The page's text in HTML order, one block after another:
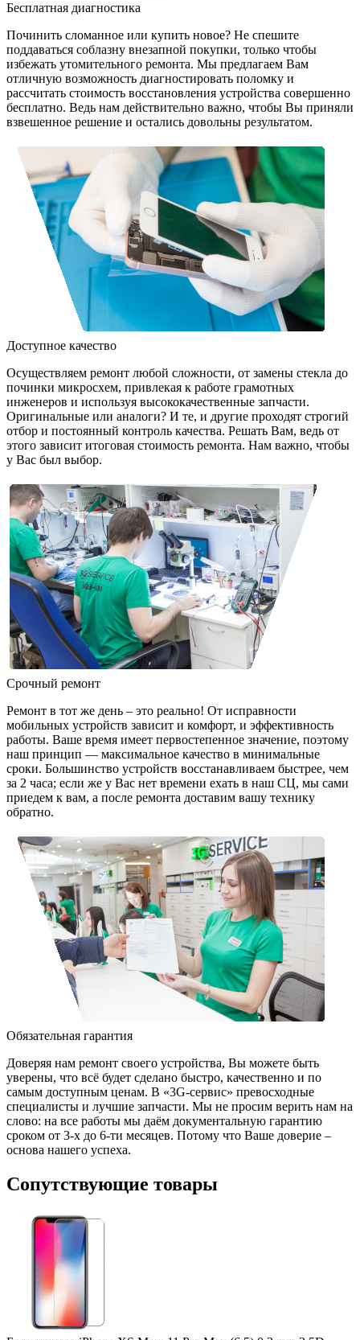
Бесплатная диагностика
Починить сломанное или купить новое? Не спешите
поддаваться соблазну внезапной покупки, только чтобы
избежать утомительного ремонта. Мы предлагаем Вам
отличную возможность диагностировать поломку и
рассчитать стоимость восстановления устройства совершенно
бесплатно. Ведь нам действительно важно, чтобы Вы приняли
взвешенное решение и остались довольны результатом.
Доступное качество
Осуществляем ремонт любой сложности, от замены стекла до
починки микросхем, привлекая к работе грамотных
инженеров и используя высококачественные запчасти.
Оригинальные или аналоги? И те, и другие проходят строгий
отбор и постоянный контроль качества. Решать Вам, ведь от
этого зависит итоговая стоимость ремонта. Нам важно, чтобы
у Вас был выбор.
Срочный ремонт
Ремонт в тот же день – это реально! От исправности
мобильных устройств зависит и комфорт, и эффективность
работы. Ваше время имеет первостепенное значение, поэтому
наш принцип — максимальное качество в минимальные
сроки. Большинство устройств восстанавливаем быстрее, чем
за 2 часа; если же у Вас нет времени ехать в наш СЦ, мы сами
приедем к вам, а после ремонта доставим вашу технику
обратно.
Обязательная гарантия
Доверяя нам ремонт своего устройства, Вы можете быть
уверены, что всё будет сделано быстро, качественно и по
самым доступным ценам. В «3G-сервис» превосходные
специалисты и лучшие запчасти. Мы не просим верить нам на
слово: на все работы мы даём документальную гарантию
сроком от 3-х до 6-ти месяцев. Потому что Ваше доверие –
основа нашего успеха.
Сопутствующие товары